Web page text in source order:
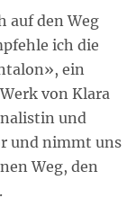
auf den Weg
ich die
ein
von Klara
und
und nimmt uns
Weg, den